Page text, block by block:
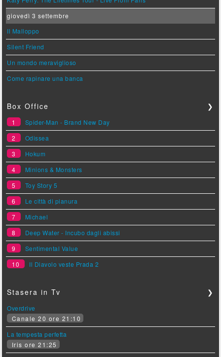
giovedì 3 settembre
Il Malloppo
Silent Friend
Un mondo meraviglioso
Come rapinare una banca
Box Office ❯
1
Spider-Man - Brand New Day
2
Odissea
3
Hokum
4
Minions & Monsters
5
Toy Story 5
6
Le città di pianura
7
Michael
8
Deep Water - Incubo dagli abissi
9
Sentimental Value
10
Il Diavolo veste Prada 2
Stasera in Tv ❯
Overdrive
Canale 20 ore 21:10
La tempesta perfetta
Iris ore 21:25